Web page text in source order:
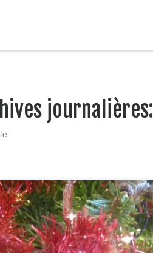
journalières: